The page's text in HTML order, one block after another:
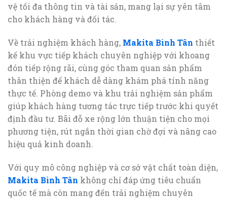
vệ tối đa thông tin và tài sản, mang lại sự yên tâm
cho khách hàng và đối tác.
Về trải nghiệm khách hàng, Makita Bình Tân thiết
kế khu vực tiếp khách chuyên nghiệp với khoang
đón tiếp rộng rãi, cùng góc tham quan sản phẩm
thân thiện để khách dễ dàng khám phá tính năng
thực tế. Phòng demo và khu trải nghiệm sản phẩm
giúp khách hàng tương tác trực tiếp trước khi quyết
định đầu tư. Bãi đỗ xe rộng lớn thuận tiện cho mọi
phương tiện, rút ngắn thời gian chờ đợi và nâng cao
hiệu quả kinh doanh.
Với quy mô công nghiệp và cơ sở vật chất toàn diện,
Makita Bình Tân không chỉ đáp ứng tiêu chuẩn
quốc tế mà còn mang đến trải nghiệm chuyên